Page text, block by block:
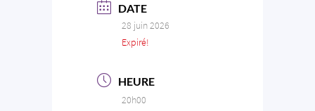
DATE
28 juin 2026
Expiré!
HEURE
20h00